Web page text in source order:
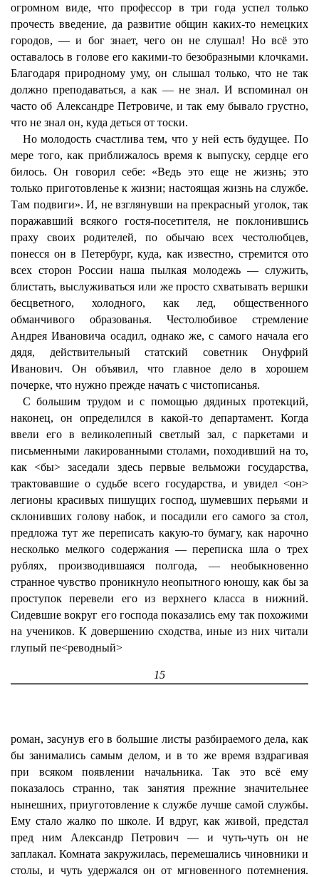
огромном виде, что профессор в три года успел только
прочесть введение, да развитие общин каких-то немецких
городов, — и бог знает, чего он не слушал! Но всё это
оставалось в голове его какими-то безобразными клочками.
Благодаря природному уму, он слышал только, что не так
должно преподаваться, а как — не знал. И вспоминал он
часто об Александре Петровиче, и так ему бывало грустно,
что не знал он, куда деться от тоски.
Но молодость счастлива тем, что у ней есть будущее. По
мере того, как приближалось время к выпуску, сердце его
билось. Он говорил себе: «Ведь это еще не жизнь; это
только приготовленье к жизни; настоящая жизнь на службе.
Там подвиги». И, не взглянувши на прекрасный уголок, так
поражавший всякого гостя-посетителя, не поклонившись
праху своих родителей, по обычаю всех честолюбцев,
понесся он в Петербург, куда, как известно, стремится ото
всех сторон России наша пылкая молодежь — служить,
блистать, выслуживаться или же просто схватывать вершки
бесцветного, холодного, как лед, общественного
обманчивого образованья. Честолюбивое стремление
Андрея Ивановича осадил, однако же, с самого начала его
дядя, действительный статский советник Онуфрий
Иванович. Он объявил, что главное дело в хорошем
почерке, что нужно прежде начать с чистописанья.
С большим трудом и с помощью дядиных протекций,
наконец, он определился в какой-то департамент. Когда
ввели его в великолепный светлый зал, с паркетами и
письменными лакированными столами, походивший на то,
как <бы> заседали здесь первые вельможи государства,
трактовавшие о судьбе всего государства, и увидел <он>
легионы красивых пишущих господ, шумевших перьями и
склонивших голову набок, и посадили его самого за стол,
предложа тут же переписать какую-то бумагу, как нарочно
несколько мелкого содержания — переписка шла о трех
рублях, производившаяся полгода, — необыкновенно
странное чувство проникнуло неопытного юношу, как бы за
проступок перевели его из верхнего класса в нижний.
Сидевшие вокруг его господа показались ему так похожими
на учеников. К довершению сходства, иные из них читали
глупый пе<реводный>
15
роман, засунув его в большие листы разбираемого дела, как
бы занимались самым делом, и в то же время вздрагивая
при всяком появлении начальника. Так это всё ему
показалось странно, так занятия прежние значительнее
нынешних, приуготовление к службе лучше самой службы.
Ему стало жалко по школе. И вдруг, как живой, предстал
пред ним Александр Петрович — и чуть-чуть он не
заплакал. Комната закружилась, перемешались чиновники и
столы, и чуть удержался он от мгновенного потемнения.